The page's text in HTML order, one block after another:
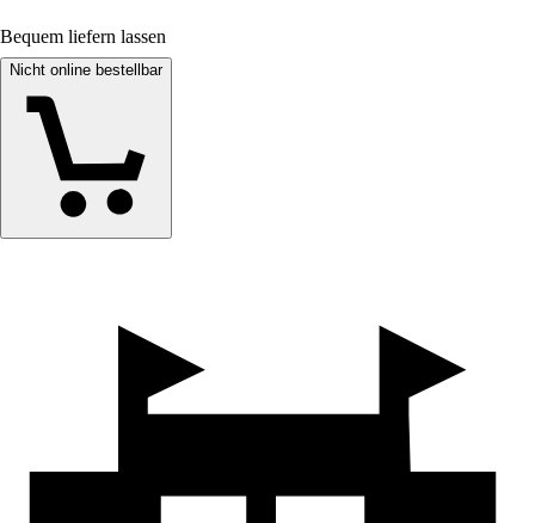
Bequem liefern lassen
Nicht online bestellbar